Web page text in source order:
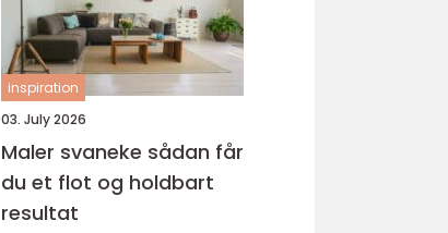
inspiration
03. July 2026
Maler svaneke sådan får
du et flot og holdbart
resultat